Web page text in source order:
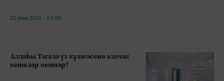
25 мая 2026 - 13:59
Аллаһы Тәгалә үз күләгәсенә алачак
кешеләр кемнәр?